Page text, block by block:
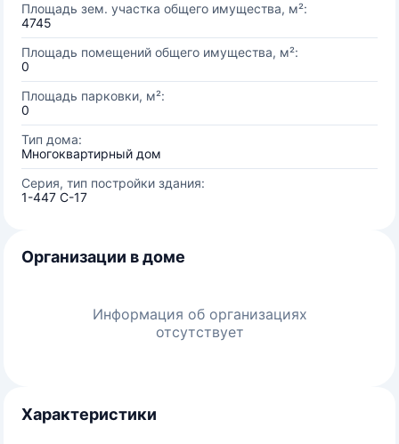
Площадь зем. участка общего имущества, м²:
4745
Площадь помещений общего имущества, м²:
0
Площадь парковки, м²:
0
Тип дома:
Многоквартирный дом
Серия, тип постройки здания:
1-447 С-17
Организации в доме
Информация об организациях
отсутствует
Характеристики